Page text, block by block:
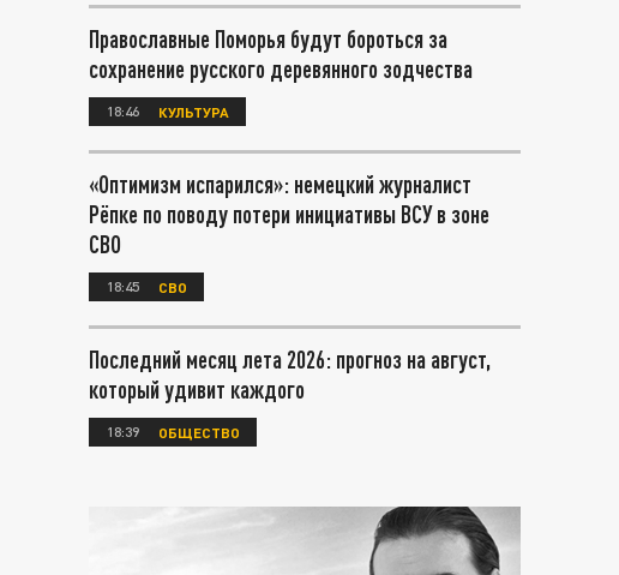
Православные Поморья будут бороться за
сохранение русского деревянного зодчества
18:46 КУЛЬТУРА
«Оптимизм испарился»: немецкий журналист
Рёпке по поводу потери инициативы ВСУ в зоне
СВО
18:45 СВО
Последний месяц лета 2026: прогноз на август,
который удивит каждого
18:39 ОБЩЕСТВО